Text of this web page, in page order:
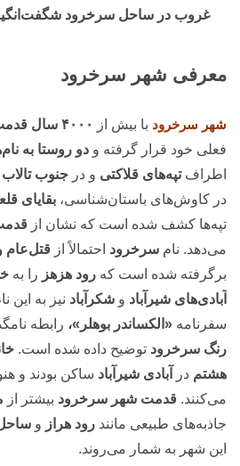
غروب در ساحل سرخرود
معرفی شهر سرخرود
شهر سرخرود با بیش از ۴۰۰۰ سال قدمت
فعلی خود قرار گرفته و دو روستا به
اطرافتپه‌های قلاکتی و در جنوب
در کاوش‌های باستان‌شناسی، بقایای
تپه‌ها کشف شده است که نشان از
می‌دهد. نام سرخرود احتمالاً از قتل‌عام
برگرفته شده است که رود هزهز را به
آبادی‌های شیرآباد و شکرآباد نیز به این
سفرنامه «الکساندر بوهلر»، رابطه
رنگ سرخرود توضیح داده شده است.
هشتم در آبادی شیرآباد ساکن بودند و
می‌کنند. قدمت شهر سرخرود بیشتر از
جاذبه‌های طبیعی مانند رود هراز و
این شهر به شمار می‌روند.